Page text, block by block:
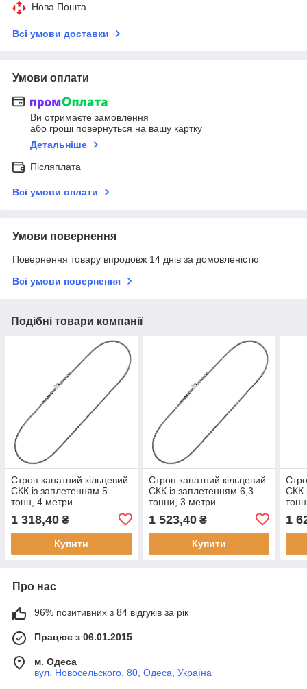
Нова Пошта
Всі умови доставки
Умови оплати
Ви отримаєте замовлення
або гроші повернуться на вашу картку
Детальніше
Післяплата
Всі умови оплати
Умови повернення
Повернення товару впродовж 14 днів за домовленістю
Всі умови повернення
Подібні товари компанії
Строп канатний кільцевий
СКК із заплетенням 5
тонн, 4 метри
1 318,40 ₴
Купити
Строп канатний кільцевий
СКК із заплетенням 6,3
тонни, 3 метри
1 523,40₴
Купити
СКК
1
Про нас
96% позитивних з 84 відгуків за рік
Працює з 06.01.2015
м. Одеса
вул. Новосельского, 80, Одеса, Україна